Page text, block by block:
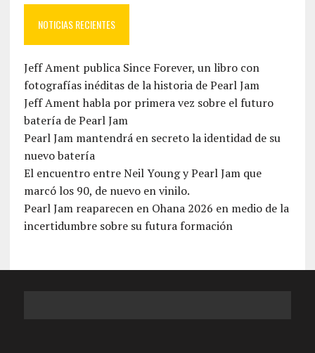
NOTICIAS RECIENTES
Jeff Ament publica Since Forever, un libro con
fotografías inéditas de la historia de Pearl Jam
Jeff Ament habla por primera vez sobre el futuro
batería de Pearl Jam
Pearl Jam mantendrá en secreto la identidad de su
nuevo batería
El encuentro entre Neil Young y Pearl Jam que
marcó los 90, de nuevo en vinilo.
Pearl Jam reaparecen en Ohana 2026 en medio de la
incertidumbre sobre su futura formación